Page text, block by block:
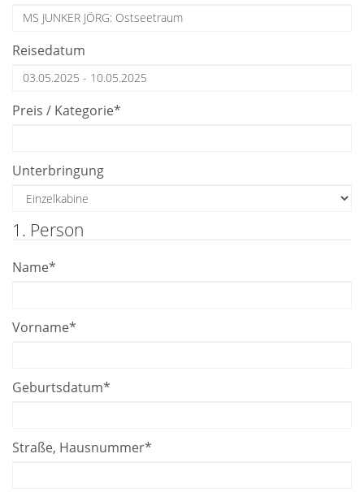
Reisedatum
Preis / Kategorie*
Unterbringung
1. Person
Name*
Vorname*
Geburtsdatum*
Straße, Hausnummer*